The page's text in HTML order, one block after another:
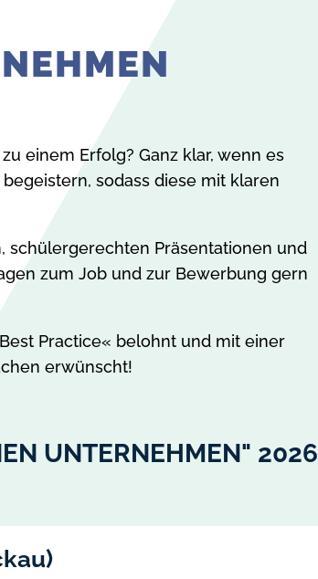
einem Erfolg? Ganz klar, wenn es
sodass diese mit klaren
schülergerechten Präsentationen und
zum Job und zur Bewerbung gern
Practice« belohnt und mit einer
erwünscht!
UNTERNEHMEN" 2026